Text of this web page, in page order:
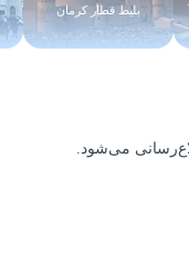
بلیط قطار کرمان
می‌شود.